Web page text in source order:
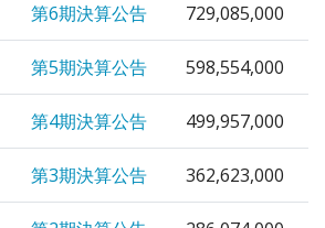
第6期決算公告 729,085,000
第5期決算公告 598,554,000
第4期決算公告 499,957,000
第3期決算公告 362,623,000